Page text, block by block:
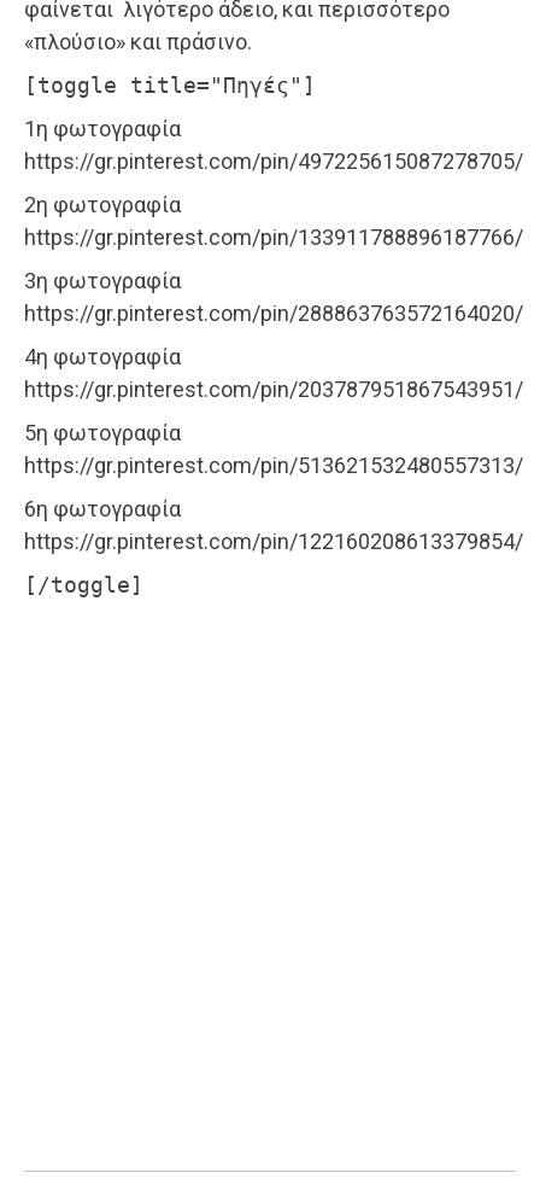
φαίνεται λιγότερο άδειο, και περισσότερο
«πλούσιο» και πράσινο.
[toggle title="Πηγές"]
1η φωτογραφία
https://gr.pinterest.com/pin/497225615087278705/
2η φωτογραφία
https://gr.pinterest.com/pin/133911788896187766/
3η φωτογραφία
https://gr.pinterest.com/pin/288863763572164020/
4η φωτογραφία
https://gr.pinterest.com/pin/203787951867543951/
5η φωτογραφία
https://gr.pinterest.com/pin/513621532480557313/
6η φωτογραφία
https://gr.pinterest.com/pin/122160208613379854/
[/toggle]